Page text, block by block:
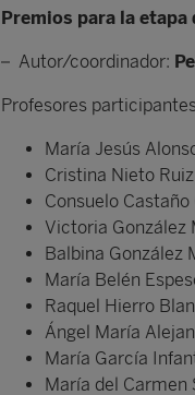
Premios para la
– Autor/coordinador:
Profesores
María Jesús
Cristina Nieto
Consuelo Castaño
Victoria González
Balbina González
María Belén
Raquel Hierro
Ángel María
María García
María del Carmen